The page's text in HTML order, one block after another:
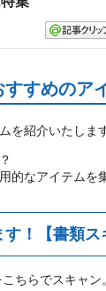
すめのア
を紹介いたします
的なアイテムを
！【書類ス
ちらでスキャ